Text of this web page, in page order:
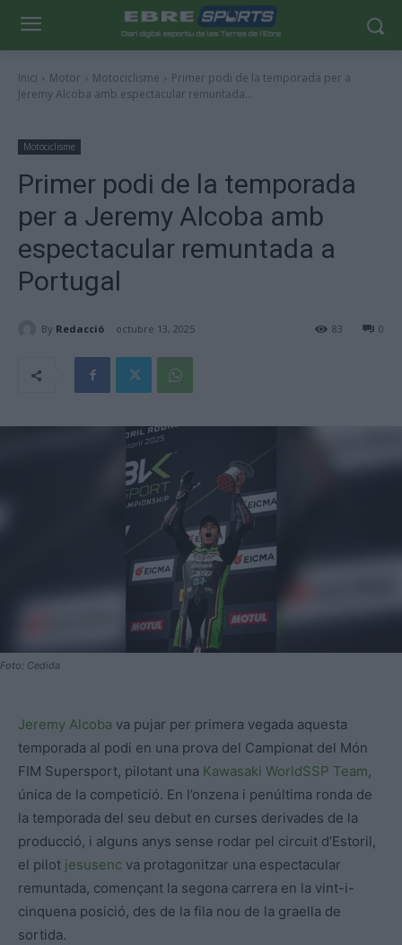
Inici Motor Motociclisme
Primer podi de la temporada per a
Jeremy Alcoba amb espectacular remuntada...
Motociclisme
Primer podi de la temporada
per a Jeremy Alcoba amb
espectacular remuntada a
Portugal
By Redacció octubre 13, 2025 0
83
Foto: Cedida
Jeremy Alcoba va pujar per primera vegada aquesta
temporada al podi en una prova del Campionat del Món
FIM Supersport, pilotant una Kawasaki WorldSSP Team,
única de la competició. En l’onzena i penúltima ronda de
la temporada del seu debut en curses derivades de la
producció, i alguns anys sense rodar pel circuit d’Estoril,
el pilot jesusenc va protagonitzar una espectacular
remuntada, començant la segona carrera en la vint-i-
cinquena posició, des de la fila nou de la graella de
sortida.